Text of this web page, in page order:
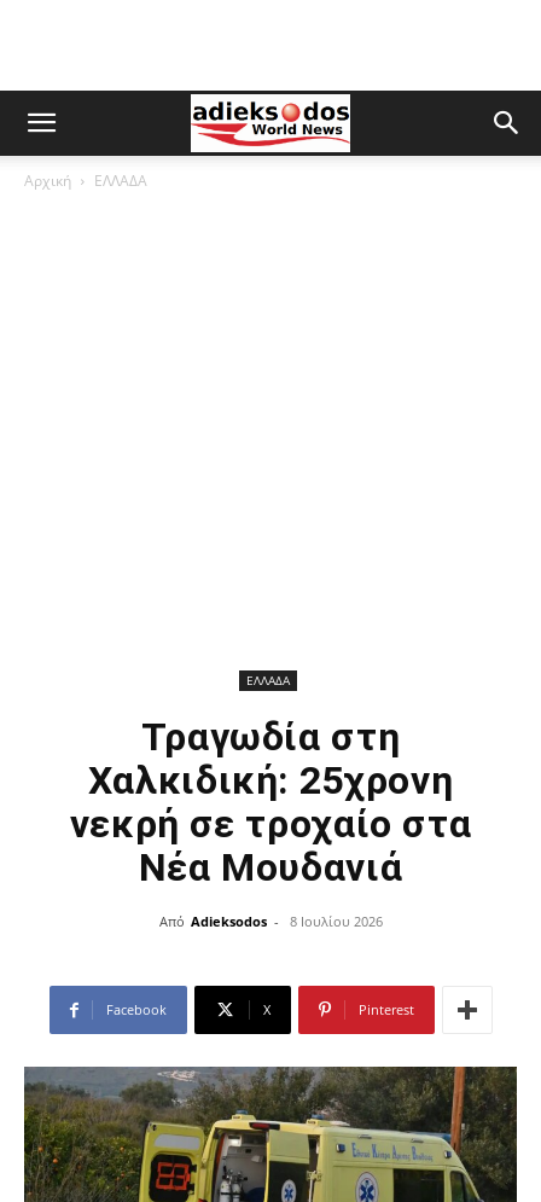
Αρχική ΕΛΛΑΔΑ
ΕΛΛΑΔΑ
Τραγωδία στη
Χαλκιδική: 25χρονη
νεκρή σε τροχαίο στα
Νέα Μουδανιά
Από Adieksodos - 8 Ιουλίου 2026
Facebook X Pinterest